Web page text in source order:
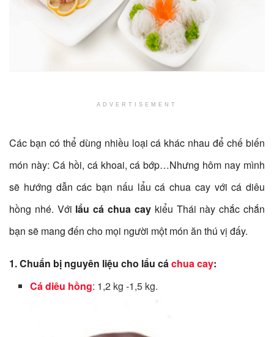
ADVERTISEMENT
Các bạn có thể dùng nhiều loại cá khác nhau để chế biến
món này: Cá hồi, cá khoai, cá bớp…Nhưng hôm nay mình
sẽ hướng dẫn các bạn nấu lẩu cá chua cay với cá diêu
hồng nhé. Với lẩu cá chua caykiểu Thái này chắc chắn
bạn sẽ mang đến cho mọi người một món ăn thú vị đấy.
1. Chuẩn bị nguyên liệu cho lẩu cáchua cay:
Cá diêu hồng: 1,2 kg -1,5 kg.